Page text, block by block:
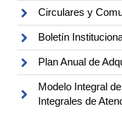
Circulares y
Boletín
Plan Anual de
Modelo Integral
Integrales de